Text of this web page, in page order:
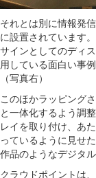
それとは別に情報発
に設置されています。
サインとしてのディ
用している面白い事例
（写真右）
このほかラッピング
と一体化するよう調
レイを取り付け、あ
っているように見せ
作品のようなデジタ
クラウドポイントは